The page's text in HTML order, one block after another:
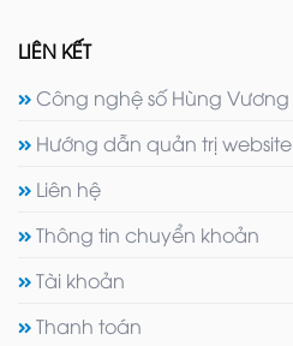
LIÊN KẾT
Công nghệ số Hùng Vương
Hướng dẫn quản trị website
Liên hệ
Thông tin chuyển khoản
Tài khoản
Thanh toán